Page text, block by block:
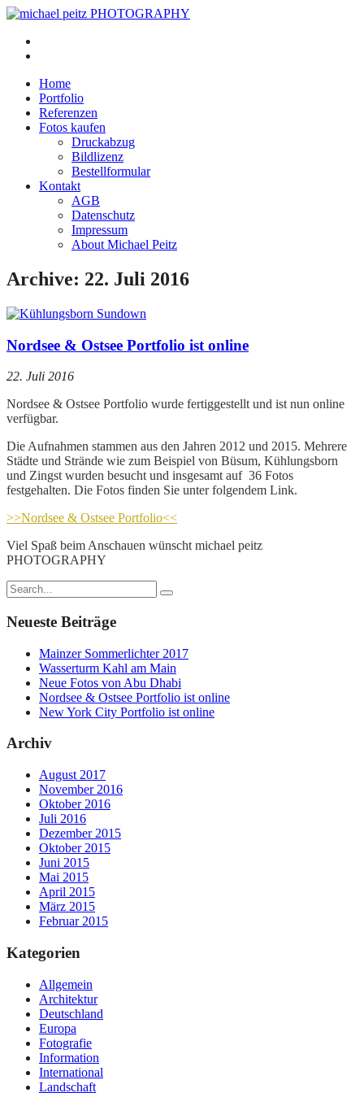
Home
Portfolio
Referenzen
Fotos kaufen
Druckabzug
Bildlizenz
Bestellformular
Kontakt
AGB
Datenschutz
Impressum
About Michael Peitz
Archive: 22. Juli 2016
Nordsee & Ostsee Portfolio ist online
22. Juli 2016
Nordsee & Ostsee Portfolio wurde fertiggestellt und ist nun online
verfügbar.
Die Aufnahmen stammen aus den Jahren 2012 und 2015. Mehrere
Städte und Strände wie zum Beispiel von Büsum, Kühlungsborn
und Zingst wurden besucht und insgesamt auf 36 Fotos
festgehalten. Die Fotos finden Sie unter folgendem Link.
>>Nordsee & Ostsee Portfolio<<
Viel Spaß beim Anschauen wünscht michael peitz
PHOTOGRAPHY
Neueste Beiträge
Mainzer Sommerlichter 2017
Wasserturm Kahl am Main
Neue Fotos von Abu Dhabi
Nordsee & Ostsee Portfolio ist online
New York City Portfolio ist online
Archiv
August 2017
November 2016
Oktober 2016
Juli 2016
Dezember 2015
Oktober 2015
Juni 2015
Mai 2015
April 2015
März 2015
Februar 2015
Kategorien
Allgemein
Architektur
Deutschland
Europa
Fotografie
Information
International
Landschaft